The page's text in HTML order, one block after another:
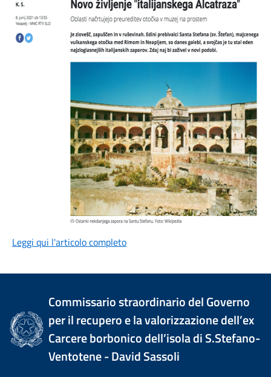
Leggi qui l'articolo completo
Commissario straordinario del Governo
per il recupero e la valorizzazione dell’ex
Carcere borbonico dell’isola di S.Stefano-
Ventotene - David Sassoli